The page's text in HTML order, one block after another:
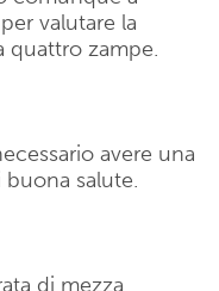
valutare la
quattro zampe.
avere una
salute.
di mezza